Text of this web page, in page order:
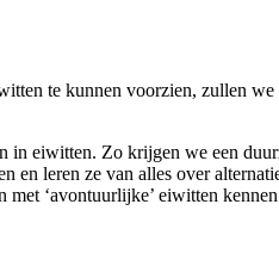
te kunnen voorzien, zullen
in eiwitten. Zo krijgen we een
leren ze van alles over
‘avontuurlijke’ eiwitten kennen